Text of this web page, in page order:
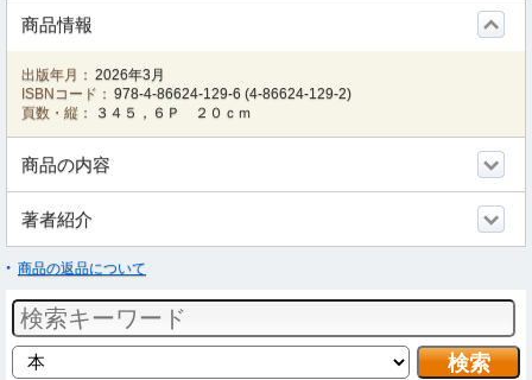
商品情報
出版年月： 2026年3月
ISBNコード： 978-4-86624-129-6 (4-86624-129-2)
頁数・縦：
３４５，６Ｐ ２０ｃｍ
商品の内容
著者紹介
商品の返品について